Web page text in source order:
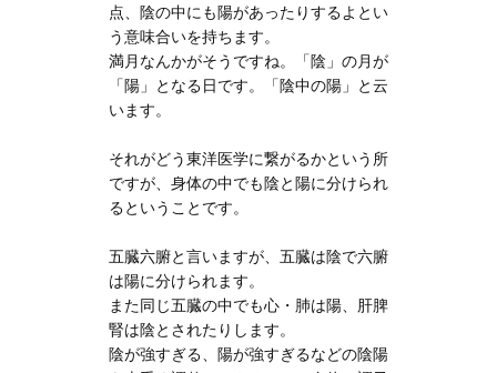
点、陰の中にも陽があったりするよとい
う意味合いを持ちます。
満月なんかがそうですね。「陰」の月が
「陽」となる日です。「陰中の陽」と云
います。
それがどう東洋医学に繋がるかという所
ですが、身体の中でも陰と陽に分けられ
るということです。
五臓六腑と言いますが、五臓は陰で六腑
は陽に分けられます。
また同じ五臓の中でも心・肺は陽、肝脾
腎は陰とされたりします。
陰が強すぎる、陽が強すぎるなどの陰陽